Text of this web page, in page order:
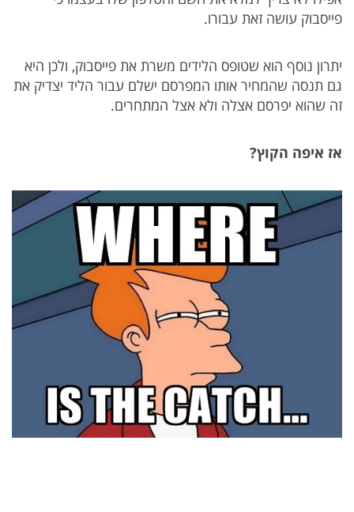
פייסבוק עושה זאת עבורו.
יתרון נוסף הוא שטופס הלידים משרת את פייסבוק, ולכן היא
גם תנסה שהמחיר אותו המפרסם ישלם עבור הליד יצדיק את
זה שהוא יפרסם אצלה ולא אצל המתחרים.
אז איפה הקוץ?